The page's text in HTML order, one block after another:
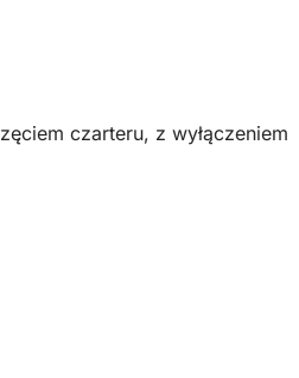
czarteru, z wyłączeniem